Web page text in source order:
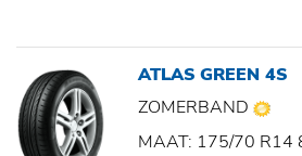
ATLAS GREEN 4S
ZOMERBAND
MAAT: 175/70 R14